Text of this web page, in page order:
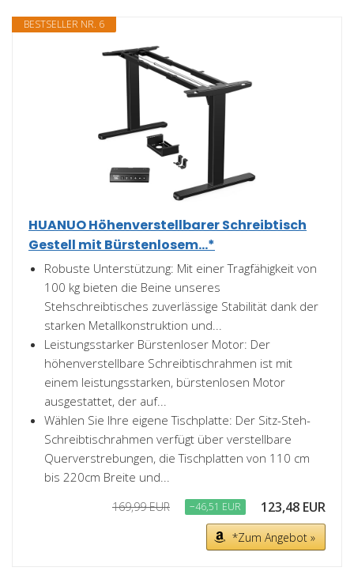
BESTSELLER NR. 6
HUANUO Höhenverstellbarer Schreibtisch
Gestell mit Bürstenlosem...*
Robuste Unterstützung: Mit einer Tragfähigkeit von
100 kg bieten die Beine unseres
Stehschreibtisches zuverlässige Stabilität dank der
starken Metallkonstruktion und...
Leistungsstarker Bürstenloser Motor: Der
höhenverstellbare Schreibtischrahmen ist mit
einem leistungsstarken, bürstenlosen Motor
ausgestattet, der auf...
Wählen Sie Ihre eigene Tischplatte: Der Sitz-Steh-
Schreibtischrahmen verfügt über verstellbare
Querverstrebungen, die Tischplatten von 110 cm
bis 220cm Breite und...
169,99 EUR −46,51 EUR 123,48 EUR
*Zum Angebot »